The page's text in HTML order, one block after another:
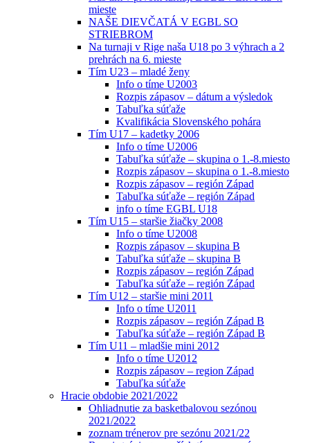
mieste
NAŠE DIEVČATÁ V EGBL SO
STRIEBROM
Na turnaji v Rige naša U18 po 3 výhrach a 2
prehrách na 6. mieste
Tím U23 – mladé ženy
Info o tíme U2003
Rozpis zápasov – dátum a výsledok
Tabuľka súťaže
Kvalifikácia Slovenského pohára
Tím U17 – kadetky 2006
Info o tíme U2006
Tabuľka súťaže – skupina o 1.-8.miesto
Rozpis zápasov – skupina o 1.-8.miesto
Rozpis zápasov – región Západ
Tabuľka súťaže – región Západ
info o tíme EGBL U18
Tím U15 – staršie žiačky 2008
Info o tíme U2008
Rozpis zápasov – skupina B
Tabuľka súťaže – skupina B
Rozpis zápasov – región Západ
Tabuľka súťaže – región Západ
Tím U12 – staršie mini 2011
Info o tíme U2011
Rozpis zápasov – región Západ B
Tabuľka súťaže – región Západ B
Tím U11 – mladšie mini 2012
Info o tíme U2012
Rozpis zápasov – region Západ
Tabuľka súťaže
Hracie obdobie 2021/2022
Ohliadnutie za basketbalovou sezónou
2021/2022
zoznam trénerov pre sezónu 2021/22